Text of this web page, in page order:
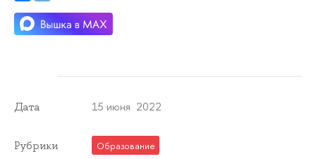
Дата 15 июня 2022
Рубрики Образование